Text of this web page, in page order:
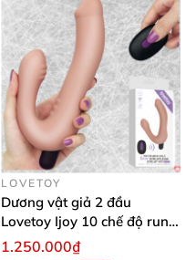
LOVETOY
Dương vật giả 2 đầu
Lovetoy Ijoy 10 chế độ rung
silicon cao cấp sạc điện
1.250.000₫